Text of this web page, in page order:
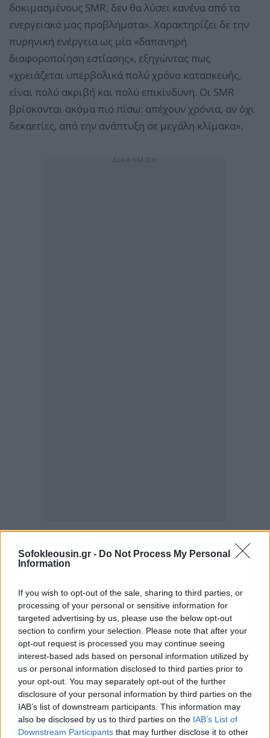
Sofokleousin.gr - Do Not Process My Personal
Information
If you wish to opt-out of the sale, sharing to third parties, or
processing of your personal or sensitive information for
targeted advertising by us, please use the below opt-out
section to confirm your selection. Please note that after your
opt-out request is processed you may continue seeing
interest-based ads based on personal information utilized by
us or personal information disclosed to third parties prior to
your opt-out. You may separately opt-out of the further
disclosure of your personal information by third parties on the
IAB’s list of downstream participants. This information may
also be disclosed by us to third parties on the IAB’s List of
Downstream Participants that may further disclose it to other
δοκιμασμένους SMR, δεν θα λύσει κανένα από τα
ενεργειακά μας προβλήματα». Χαρακτηρίζει δε την
πυρηνική ενέργεια ως μία «δαπανηρή
διαφοροποίηση εστίασης», εξηγώντας πως
«χρειάζεται υπερβολικά πολύ χρόνο κατασκευής,
είναι πολύ ακριβή και πολύ επικίνδυνη. Οι SMR
βρίσκονται ακόμα πιο πίσω: απέχουν χρόνια, αν όχι
δεκαετίες, από την ανάπτυξη σε μεγάλη κλίμακα».
Η συμβολή της πυρηνικής ενέργειας στη βασική
ενεργειακή ισχύ
καύσιμα, τα τελευταία χρόνια οι χώρες της ΕΕ έχουν
ενισχύσει την αιολική και ηλιακή ενέργεια. Σχεδόν το
50% της ηλεκτρικής ενέργειας που καταναλώνεται
στην Ένωση προέρχεται πλέον από ανανεώσιμες
πηγές.
Παρ' όλα αυτά οι υποστηρικτές της πυρηνικής
ενέργειας εκτιμούν ότι η τελευταία είναι απαραίτητη
για την παροχή σταθερής «βασικής ισχύος» - του